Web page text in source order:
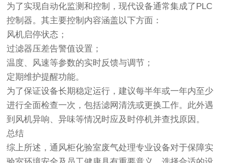
为了实现自动化监测和控制，现代设备通常集成了PLC
控制器。其主要控制内容涵盖以下方面：
风机启停状态；
过滤器压差告警值设置；
温度、风速等参数的实时反馈与调节；
定期维护提醒功能。
为了保证设备长期稳定运行，建议每半年或一年内至少
进行全面检查一次，包括滤网清洗或更换工作。此外遇
到风机异响、异味等情况时应及时停机并查找原因。
总结
综上所述，通风柜化验室废气处理专业设备对于保障实